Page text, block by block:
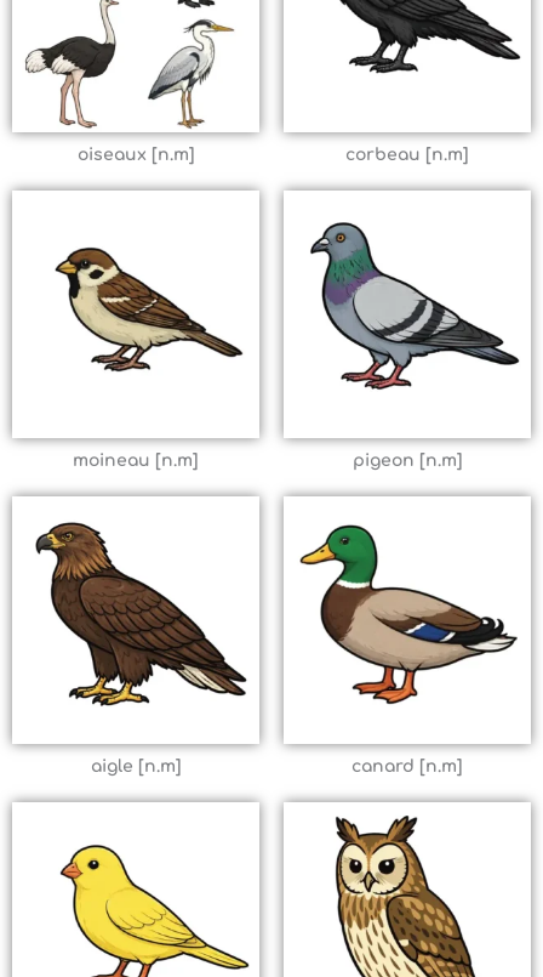
oiseaux [n.m] corbeau [n.m]
moineau [n.m] pigeon [n.m]
aigle [n.m] canard [n.m]